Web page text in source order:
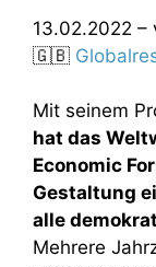
13.02.2022 –
🇬🇧
Mit seinem
hat das
Economic
Gestaltung
alle
Mehrere